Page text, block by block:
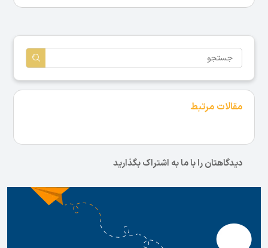
مقالات مرتبط
دیدگاهتان را با ما به اشتراک بگذارید